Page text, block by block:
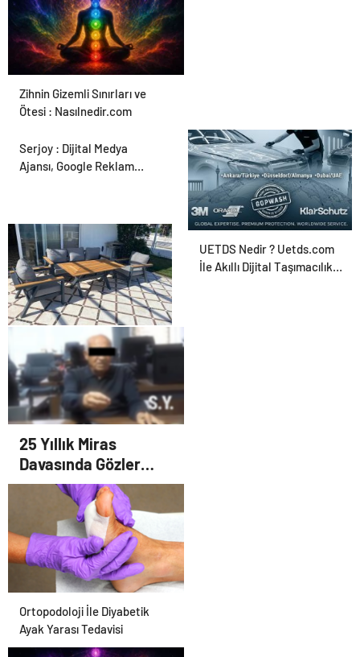
Zihnin Gizemli Sınırları ve
Ötesi : Nasılnedir.com
Serjoy : Dijital Medya
Ajansı, Google Reklam
UETDS Nedir ? Uetds.com
İle Akıllı Dijital Taşımacılık
Bahçe Mobilyaları
25 Yıllık Miras
Davasında Gözler
Temmuz Ayındaki
Karar Duruşmasına
Çevrildi
Ortopodoloji İle Diyabetik
Ayak Yarası Tedavisi